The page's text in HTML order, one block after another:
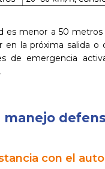
es menor a 50
en la próxima salida o
de emergencia
manejo
con el